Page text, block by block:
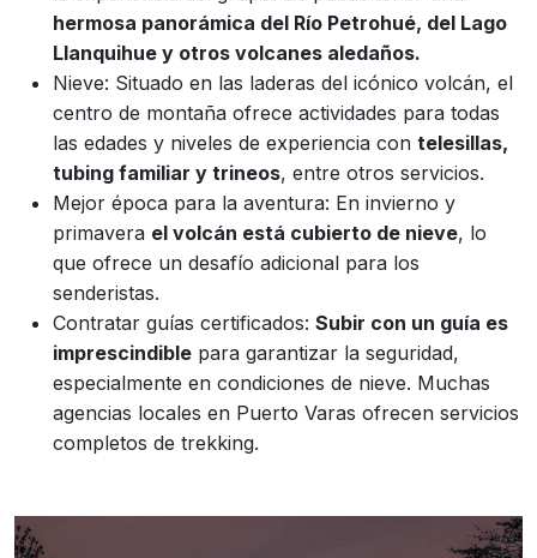
hermosa panorámica del Río Petrohué, del Lago
Llanquihue y otros volcanes aledaños.
Nieve: Situado en las laderas del icónico volcán, el
centro de montaña ofrece actividades para todas
las edades y niveles de experiencia con telesillas,
tubing familiar y trineos, entre otros servicios.
Mejor época para la aventura: En invierno y
primavera el volcán está cubierto de nieve, lo
que ofrece un desafío adicional para los
senderistas.
Contratar guías certificados: Subir con un guía es
imprescindible para garantizar la seguridad,
especialmente en condiciones de nieve. Muchas
agencias locales en Puerto Varas ofrecen servicios
completos de trekking.